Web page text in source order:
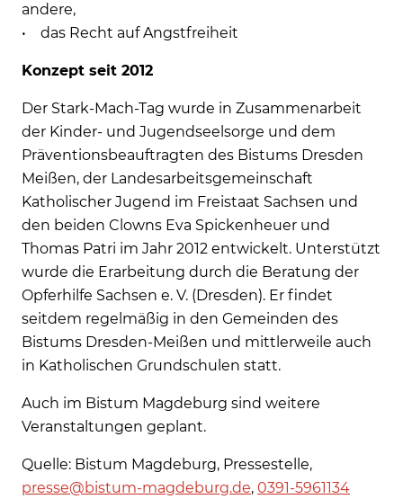
andere,
• das Recht auf Angstfreiheit
Konzept seit 2012
Der Stark-Mach-Tag wurde in Zusammenarbeit
der Kinder- und Jugendseelsorge und dem
Präventionsbeauftragten des Bistums Dresden
Meißen, der Landesarbeitsgemeinschaft
Katholischer Jugend im Freistaat Sachsen und
den beiden Clowns Eva Spickenheuer und
Thomas Patri im Jahr 2012 entwickelt. Unterstützt
wurde die Erarbeitung durch die Beratung der
Opferhilfe Sachsen e. V. (Dresden). Er findet
seitdem regelmäßig in den Gemeinden des
Bistums Dresden-Meißen und mittlerweile auch
in Katholischen Grundschulen statt.
Auch im Bistum Magdeburg sind weitere
Veranstaltungen geplant.
Quelle: Bistum Magdeburg, Pressestelle,
presse@bistum-magdeburg.de, 0391-5961134